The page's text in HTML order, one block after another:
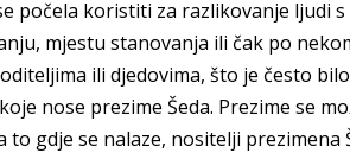
počela koristiti za razlikovanje ljudi
mjestu stanovanja ili čak po
ili djedovima, što je često
nose prezime Šeda. Prezime se
to gdje se nalaze, nositelji